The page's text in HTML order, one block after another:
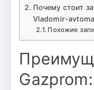
Почему стоит
Vladomir-
Похожие
Gazprom: